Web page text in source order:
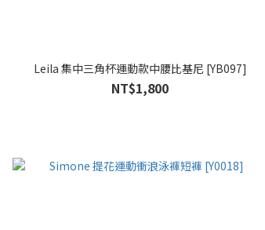
Leila 集中三角杯運動款中腰比基尼 [YB097]
NT$1,800